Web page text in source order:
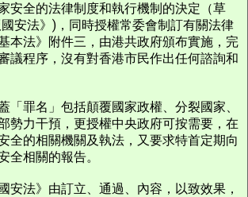
安全的法律制度和執行機制的決定（草
安法》)，同時授權常委會制訂有關法律
本法》附件三，由港共政府頒布實施，完
議程序，沒有對香港市民作出任何諮詢和
「罪名」包括顛覆國家政權、分裂國家、
勢力干預，更授權中央政府可按需要，在
全的相關機關及執法，又要求特首定期向
全相關的報告。
安法》由訂立、通過、內容，以致效果，